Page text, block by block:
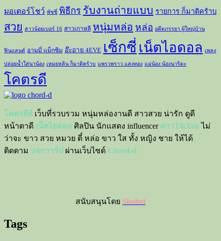
มอเตอร์โชว์ พัชชี่ พิธีกร รับงานถ่ายแบบ รายการ ก็มาดิคร้าบ
สวย สาวน้อยเบอร์ 16 สาวเกาหลี หนุ่มหล่อ หล่อ อดีตภรรยา ผู้ใหญ่บ้าน
ฟินแลนด์ อามมี่ แม็กซิม อ๊ะอาย 4EVE เซ็กซี่ เน็ตไอดอล เพลง
ปล่อยน้ำใส่นาน้อง เหมยหลิน ก็มาดิคร้าบ แพรวพราว แสงทอง แม่น้อง น้องนาริตะ
โคตรดี
โคตรดีย์ เว็บที่รวบรวม หนุ่มหล่องานดี สาวสวย น่ารัก ดูดี
หน้าตาดี เน็ตไอดอล ศิลปิน นักแสดง influencer ดาวTikTok ไม่
ว่าจะ ขาว สวย หมวย ตี๋ หล่อ ขาว ใส ทั้ง หญิง ชาย ให้ได้
ติดตาม แจกวาร์ป ผ่านเว็บไซต์ Chord-d
สนับสนุนโดย Sbobet
Tags